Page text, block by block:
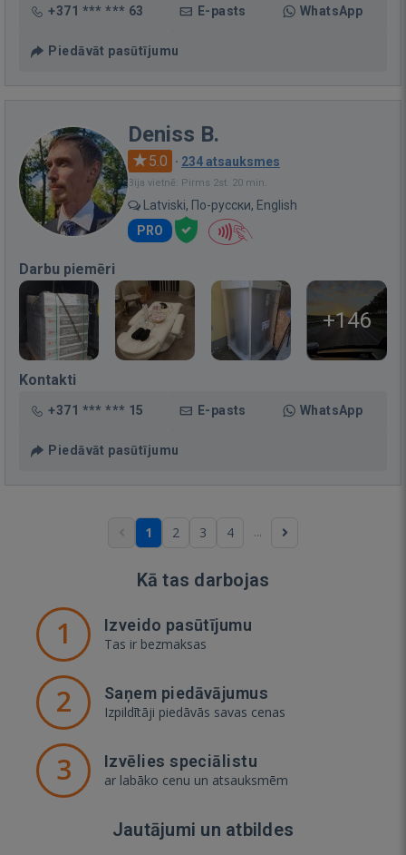
+371 *** *** 63 E-pasts WhatsApp
Piedāvāt pasūtījumu
Deniss B.
5.0 · 234 atsauksmes
Bija vietnē: Pirms 2st. 20 min.
Latviski, По-русски, English
PRO
Darbu piemēri
+146
Kontakti
+371 *** *** 15 E-pasts WhatsApp
Piedāvāt pasūtījumu
1 2 3 4 ...
Kā tas darbojas
1 Izveido pasūtījumu
Tas ir bezmaksas
2 Saņem piedāvājumus
Izpildītāji piedāvās savas cenas
3 Izvēlies speciālistu
ar labāko cenu un atsauksmēm
Jautājumi un atbildes